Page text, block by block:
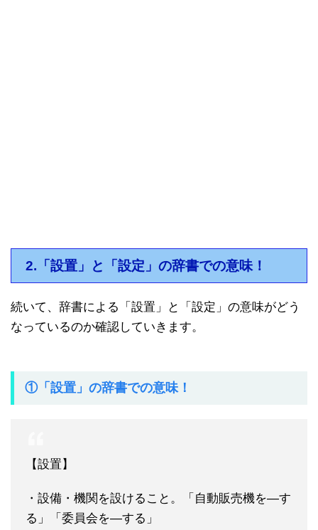
2.「設置」と「設定」の辞書での意味！
続いて、辞書による「設置」と「設定」の意味がどう
なっているのか確認していきます。
①「設置」の辞書での意味！
【設置】
・設備・機関を設けること。「自動販売機を―す
る」「委員会を―する」